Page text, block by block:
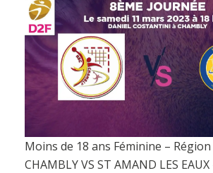
Moins de 18 ans Féminine –
CHAMBLY VS ST AMAND LES